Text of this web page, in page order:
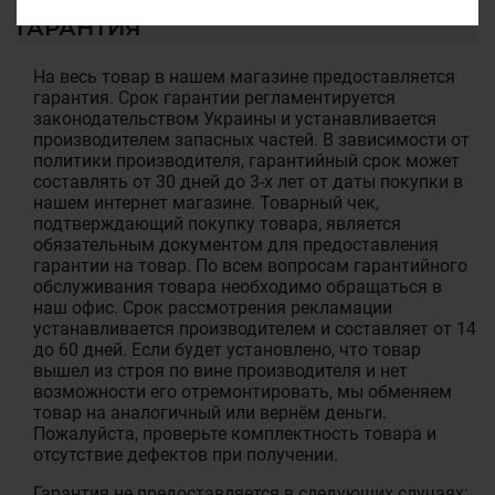
ГАРАНТИЯ
На весь товар в нашем магазине предоставляется
гарантия. Срок гарантии регламентируется
законодательством Украины и устанавливается
производителем запасных частей. В зависимости от
политики производителя, гарантийный срок может
составлять от 30 дней до 3-х лет от даты покупки в
нашем интернет магазине. Товарный чек,
подтверждающий покупку товара, является
обязательным документом для предоставления
гарантии на товар. По всем вопросам гарантийного
обслуживания товара необходимо обращаться в
наш офис. Срок рассмотрения рекламации
устанавливается производителем и составляет от 14
до 60 дней. Если будет установлено, что товар
вышел из строя по вине производителя и нет
возможности его отремонтировать, мы обменяем
товар на аналогичный или вернём деньги.
Пожалуйста, проверьте комплектность товара и
отсутствие дефектов при получении.